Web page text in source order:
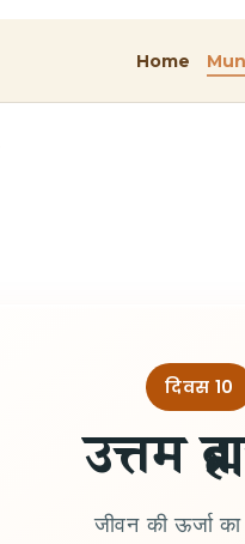
Home
दिवस 10
उत्तम
जीवन की ऊर्जा